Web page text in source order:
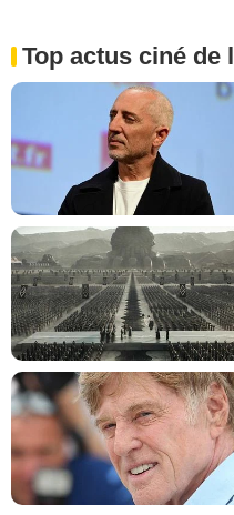
Top actus ciné de